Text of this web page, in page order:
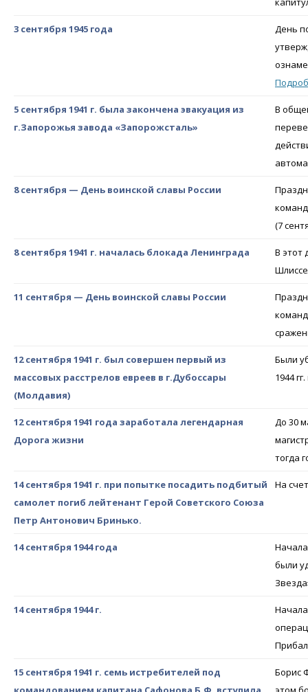
3 сентября 1945 года
День
5 сентября 1941 г. была закончена эвакуация из
г.Запорожья завода «Запорожсталь»
В
8 сентября — День воинской славы России
(7
8 сентября 1941 г. началась блокада Ленинграда
В этот
11 сентября — День воинской славы России
12 сентября 1941 г. был совершен первый из
массовых расстрелов евреев в г.Дубоссары
(Молдавия)
Были
1944
12 сентября 1941 года заработала легендарная
Дорога жизни
До 30
тогда
14 сентября 1941 г. при попытке посадить подбитый
самолет погиб лейтенант Герой Советского Союза
Петр Антонович Бринько.
На
14 сентября 1944 года
были
14 сентября 1944 г.
15 сентября 1941 г. семь истребителей под
Борис